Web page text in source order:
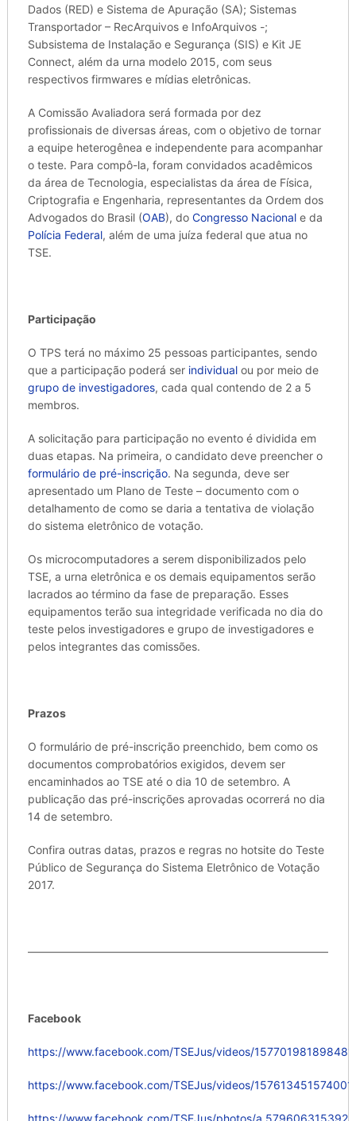
Dados (RED) e Sistema de Apuração (SA); Sistemas
Transportador – RecArquivos e InfoArquivos -;
Subsistema de Instalação e Segurança (SIS) e Kit JE
Connect, além da urna modelo 2015, com seus
respectivos firmwares e mídias eletrônicas.
A Comissão Avaliadora será formada por dez
profissionais de diversas áreas, com o objetivo de tornar
a equipe heterogênea e independente para acompanhar
o teste. Para compô-la, foram convidados acadêmicos
da área de Tecnologia, especialistas da área de Física,
Criptografia e Engenharia, representantes da Ordem dos
Advogados do Brasil (OAB), do Congresso Nacionale da
Polícia Federal, além de uma juíza federal que atua no
TSE.
Participação
O TPS terá no máximo 25 pessoas participantes, sendo
que a participação poderá ser individualou por meio de
grupo de investigadores, cada qual contendo de 2 a 5
membros.
A solicitação para participação no evento é dividida em
duas etapas. Na primeira, o candidato deve preencher o
formulário de pré-inscrição. Na segunda, deve ser
apresentado um Plano de Teste – documento com o
detalhamento de como se daria a tentativa de violação
do sistema eletrônico de votação.
Os microcomputadores a serem disponibilizados pelo
TSE, a urna eletrônica e os demais equipamentos serão
lacrados ao término da fase de preparação. Esses
equipamentos terão sua integridade verificada no dia do
teste pelos investigadores e grupo de investigadores e
pelos integrantes das comissões.
Prazos
O formulário de pré-inscrição preenchido, bem como os
documentos comprobatórios exigidos, devem ser
encaminhados ao TSE até o dia 10 de setembro. A
publicação das pré-inscrições aprovadas ocorrerá no dia
14 de setembro.
Confira outras datas, prazos e regras no hotsite do Teste
Público de Segurança do Sistema Eletrônico de Votação
2017.
———————————————————————————
Facebook
https://www.facebook.com/TSEJus/videos/
https://www.facebook.com/TSEJus/videos/